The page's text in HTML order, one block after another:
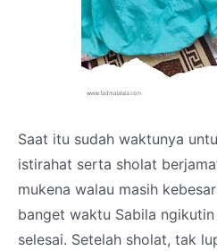
Saat itu sudah waktunya
istirahat serta sholat
mukena walau masih
banget waktu Sabila
selesai. Setelah sholat, tak